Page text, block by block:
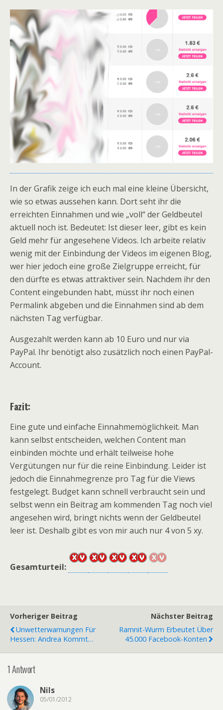
In der Grafik zeige ich euch mal eine kleine Übersicht,
wie so etwas aussehen kann. Dort seht ihr die
erreichten Einnahmen und wie „voll“ der Geldbeutel
aktuell noch ist. Bedeutet: Ist dieser leer, gibt es kein
Geld mehr für angesehene Videos. Ich arbeite relativ
wenig mit der Einbindung der Videos im eigenen Blog,
wer hier jedoch eine große Zielgruppe erreicht, für
den dürfte es etwas attraktiver sein. Nachdem ihr den
Content eingebunden habt, müsst ihr noch einen
Permalink abgeben und die Einnahmen sind ab dem
nächsten Tag verfügbar.
Ausgezahlt werden kann ab 10 Euro und nur via
PayPal. Ihr benötigt also zusätzlich noch einen PayPal-
Account.
Fazit:
Eine gute und einfache Einnahmemöglichkeit. Man
kann selbst entscheiden, welchen Content man
einbinden möchte und erhält teilweise hohe
Vergütungen nur für die reine Einbindung. Leider ist
jedoch die Einnahmegrenze pro Tag für die Views
festgelegt. Budget kann schnell verbraucht sein und
selbst wenn ein Beitrag am kommenden Tag noch viel
angesehen wird, bringt nichts wenn der Geldbeutel
leer ist. Deshalb gibt es von mir auch nur 4 von 5 xy.
Gesamturteil:
Vorheriger Beitrag
Unwetterwarnungen Für
Hessen: Andrea Kommt…
Nächster Beitrag
Ramnit-Wurm Erbeutet Über
45.000 Facebook-Konten
1 Antwort
Nils
05/01/2012